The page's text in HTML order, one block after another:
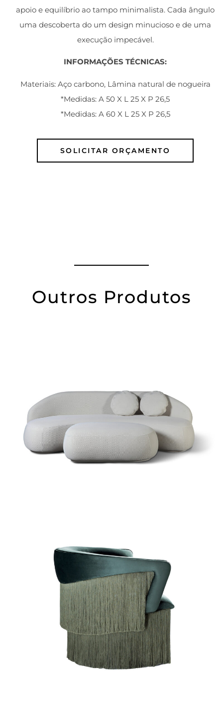
apoio e equilíbrio ao tampo minimalista. Cada ângulo
uma descoberta do um design minucioso e de uma
execução impecável.
INFORMAÇÕES TÉCNICAS:
Materiais: Aço carbono, Lâmina natural de nogueira
*Medidas: A 50 X L 25 X P 26,5
*Medidas: A 60 X L 25 X P 26,5
SOLICITAR ORÇAMENTO
Outros Produtos